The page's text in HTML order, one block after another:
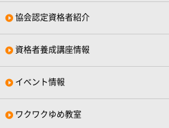
協会認定資格者紹介
資格者養成講座情報
イベント情報
ワクワクゆめ教室